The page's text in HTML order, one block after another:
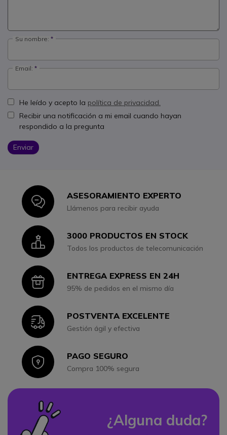
Su nombre:
Email:
He leído y acepto la política de privacidad.
Recibir una notificación a mi email cuando hayan
respondido a la pregunta
Enviar
IconASESORAMIENTO EXPERTO
Llámenos para recibir ayuda
Icon3000 PRODUCTOS EN STOCK
Todos los productos de telecomunicación
IconENTREGA EXPRESS EN 24H
95% de pedidos en el mismo día
IconPOSTVENTA EXCELENTE
Gestión ágil y efectiva
IconPAGO SEGURO
Compra 100% segura
¿Alguna duda?